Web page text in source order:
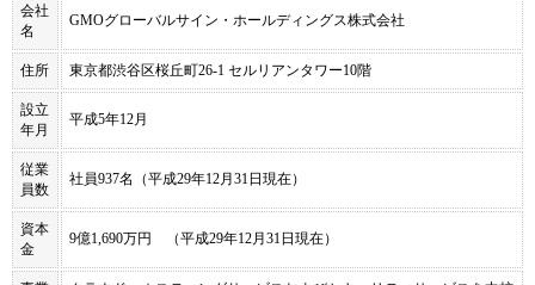
会社
名
GMOグローバルサイン・ホールディングス株式会社
住所 東京都渋谷区桜丘町26-1 セルリアンタワー10階
設立
年月
平成5年12月
従業
員数
社員937名（平成29年12月31日現在）
資本
金
9億1,690万円 （平成29年12月31日現在）